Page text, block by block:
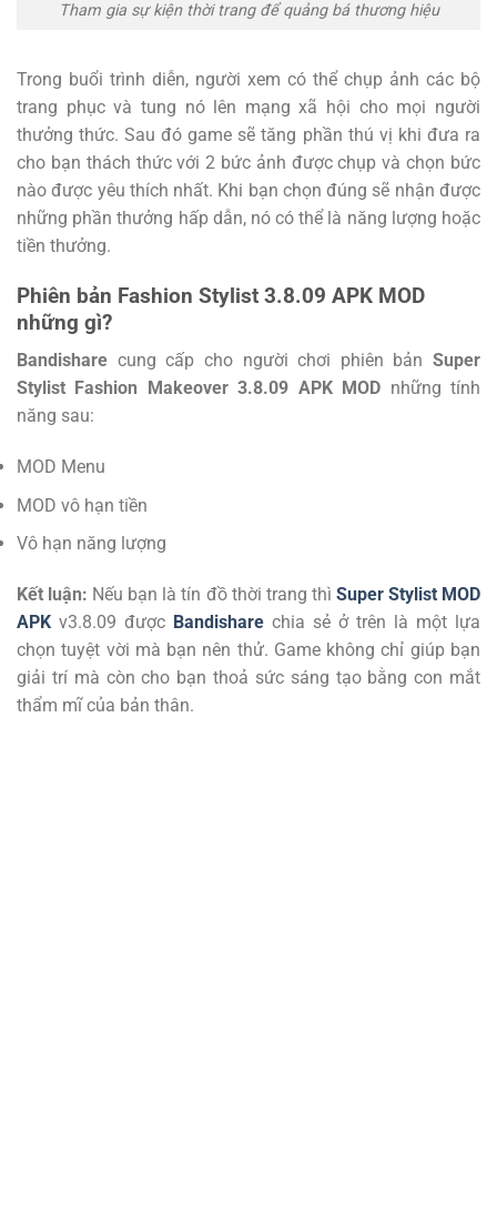
Tham gia sự kiện thời trang để quảng bá thương hiệu
Trong buổi trình diễn, người xem có thể chụp ảnh các bộ
trang phục và tung nó lên mạng xã hội cho mọi người
thưởng thức. Sau đó game sẽ tăng phần thú vị khi đưa ra
cho bạn thách thức với 2 bức ảnh được chụp và chọn bức
nào được yêu thích nhất. Khi bạn chọn đúng sẽ nhận được
những phần thưởng hấp dẫn, nó có thể là năng lượng hoặc
tiền thưởng.
Phiên bản Fashion Stylist 3.8.09 APK MOD
những gì?
Bandishare cung cấp cho người chơi phiên bản Super
Stylist Fashion Makeover 3.8.09 APK MOD những tính
năng sau:
MOD Menu
MOD vô hạn tiền
Vô hạn năng lượng
Kết luận: Nếu bạn là tín đồ thời trang thì Super Stylist MOD
APK v3.8.09 được Bandishare chia sẻ ở trên là một lựa
chọn tuyệt vời mà bạn nên thử. Game không chỉ giúp bạn
giải trí mà còn cho bạn thoả sức sáng tạo bằng con mắt
thẩm mĩ của bản thân.